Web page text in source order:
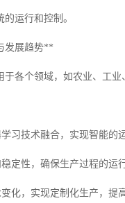
运行和控制。
发展趋势**
于各个领域，如农业、工
习技术融合，实现智能的
定性，确保生产过程的运行
化，实现定制化生产，提